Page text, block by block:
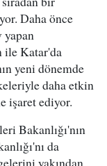
Daha önce
yapan
ile Katar'da
yeni dönemde
daha etkin
işaret ediyor.
Bakanlığı'nın
da
yakından